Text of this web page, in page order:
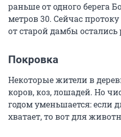
раньше от одного берега
метров 30. Сейчас
от старой дамбы
Покровка
Некоторые жители в
коров, коз, лошадей. Но
годом уменьшается: если
хватает, то вот для